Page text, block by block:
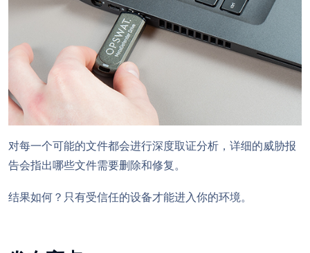
对每一个可能的文件都会进行深度取证分析，详细的威胁报
告会指出哪些文件需要删除和修复。
结果如何？只有受信任的设备才能进入你的环境。